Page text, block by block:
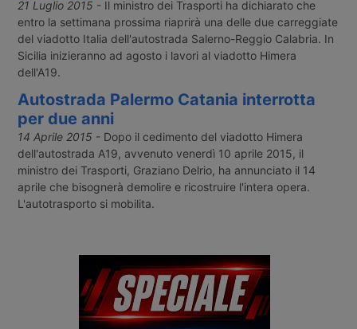
21 Luglio 2015 - Il ministro dei Trasporti ha dichiarato che
entro la settimana prossima riaprirà una delle due carreggiate
del viadotto Italia dell'autostrada Salerno-Reggio Calabria. In
Sicilia inizieranno ad agosto i lavori al viadotto Himera
dell'A19.
Autostrada Palermo Catania interrotta
per due anni
14 Aprile 2015 - Dopo il cedimento del viadotto Himera
dell'autostrada A19, avvenuto venerdì 10 aprile 2015, il
ministro dei Trasporti, Graziano Delrio, ha annunciato il 14
aprile che bisognerà demolire e ricostruire l'intera opera.
L'autotrasporto si mobilita.